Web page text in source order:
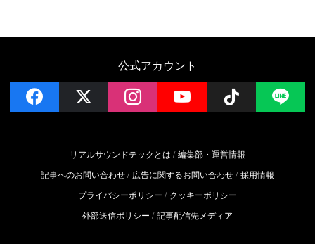
公式アカウント
facebook instagramYouTube Follow
リアルサウンドテックとは
編集部・運営情報
記事へのお問い合わせ
広告に関するお問い合わせ 採用情報
プライバシーポリシー
クッキーポリシー
外部送信ポリシー
記事配信先メディア